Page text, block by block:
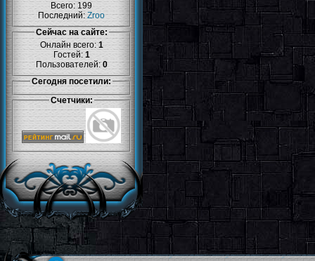
Всего: 199
Последний:Zroo
Сейчас на сайте:
Онлайн всего:1
Гостей: 1
Пользователей:0
Сегодня посетили:
Счетчики: